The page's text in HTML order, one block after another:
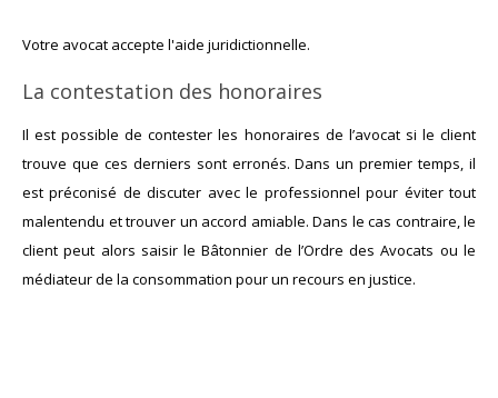
Votre avocat accepte l'aide juridictionnelle.
La contestation des honoraires
Il est possible de contester les honoraires de l’avocat si le client
trouve que ces derniers sont erronés. Dans un premier temps, il
est préconisé de discuter avec le professionnel pour éviter tout
malentendu et trouver un accord amiable. Dans le cas contraire, le
client peut alors saisir le Bâtonnier de l’Ordre des Avocats ou le
médiateur de la consommation pour un recours en justice.